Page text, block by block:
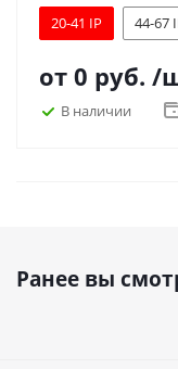
20-41 IP
44-67
от 0 руб. /
В наличии
Ранее вы